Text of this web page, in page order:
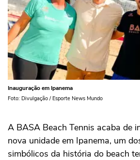
Inauguração em Ipanema
Foto: Divulgação / Esporte News Mundo
A BASA Beach Tennis acaba de
nova unidade em Ipanema, um
simbólicos da história do beach